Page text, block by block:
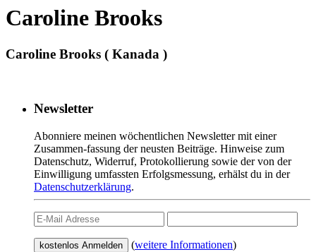
Caroline Brooks
Caroline Brooks ( Kanada )
Newsletter
Abonniere meinen wöchentlichen Newsletter mit einer
Zusammen-fassung der neusten Beiträge. Hinweise zum
Datenschutz, Widerruf, Protokollierung sowie der von der
Einwilligung umfassten Erfolgsmessung, erhälst du in der
Datenschutzerklärung.
(weitere Informationen)